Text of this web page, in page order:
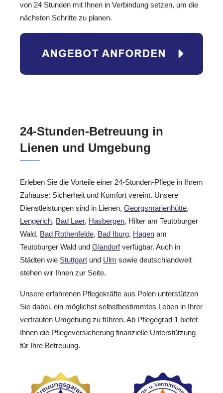
von 24 Stunden mit Ihnen in Verbindung setzen, um die
nächsten Schritte zu planen.
24-Stunden-Betreuung in
Lienen und Umgebung
Erleben Sie die Vorteile einer 24-Stunden-Pflege in Ihrem
Zuhause: Sicherheit und Komfort vereint. Unsere
Dienstleistungen sind in Lienen, Georgsmarienhütte,
Lengerich, Bad Laer, Hasbergen, Hilter am Teutoburger
Wald, Bad Rothenfelde, Bad Iburg, Hagen am
Teutoburger Wald und Glandorfverfügbar. Auch in
Städten wie Stuttgart und Ulm sowie deutschlandweit
stehen wir Ihnen zur Seite.
Unsere erfahrenen Pflegekräfte aus Polen unterstützen
Sie dabei, ein möglichst selbstbestimmtes Leben in Ihrer
vertrauten Umgebung zu führen. Ab Pflegegrad 1 bietet
Ihnen die Pflegeversicherung finanzielle Unterstützung
für Ihre Betreuung.